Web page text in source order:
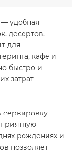
удобная
десертов,
для
кафе и
быстро и
затрат
сервировку
рождениях и
позволяет